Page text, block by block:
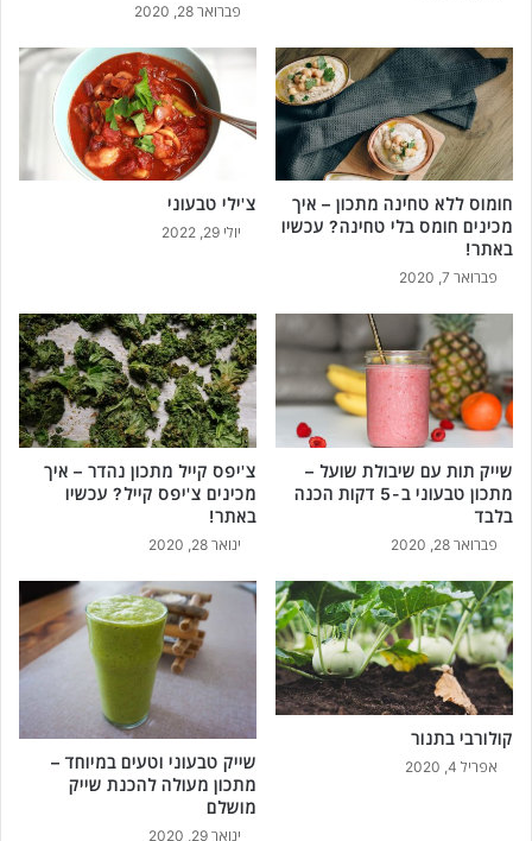
פברואר 28, 2020
חומוס ללא טחינה מתכון – איך
מכינים חומס בלי טחינה? עכשיו
באתר!
פברואר 7, 2020
צ'ילי טבעוני
יולי 29, 2022
שייק תות עם שיבולת שועל –
מתכון טבעוני ב-5 דקות הכנה
בלבד
פברואר 28, 2020
צ'יפס קייל מתכון נהדר – איך
מכינים צ'יפס קייל? עכשיו
באתר!
ינואר 28, 2020
קולורבי בתנור
אפריל 4, 2020
שייק טבעוני וטעים במיוחד –
מתכון מעולה להכנת שייק
מושלם
ינואר 29, 2020